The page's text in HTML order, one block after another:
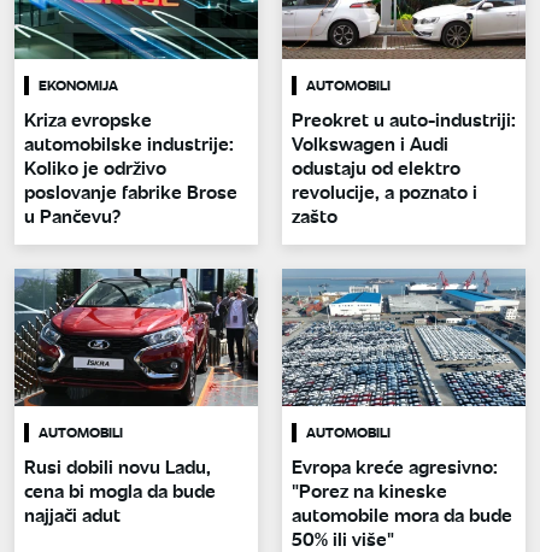
EKONOMIJA
Kriza evropske
automobilske industrije:
Koliko je održivo
poslovanje fabrike Brose
u Pančevu?
AUTOMOBILI
Preokret u auto-industriji:
Volkswagen i Audi
odustaju od elektro
revolucije, a poznato i
zašto
AUTOMOBILI
Rusi dobili novu Ladu,
cena bi mogla da bude
najjači adut
AUTOMOBILI
Evropa kreće agresivno:
"Porez na kineske
automobile mora da bude
50% ili više"